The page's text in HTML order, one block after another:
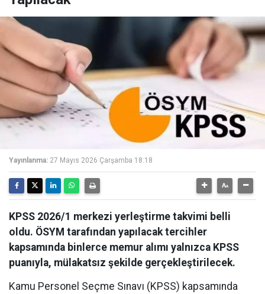
Yayınlanma: 27 Mayıs 2026 Çarşamba 18:18
KPSS 2026/1 merkezi yerleştirme takvimi belli
oldu. ÖSYM tarafından yapılacak tercihler
kapsamında binlerce memur alımı yalnızca KPSS
puanıyla, mülakatsız şekilde gerçekleştirilecek.
Kamu Personel Seçme Sınavı (KPSS) kapsamında